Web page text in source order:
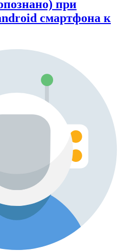
при
смартфона к